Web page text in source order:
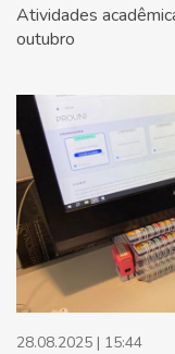
Atividades
outubro
28.08.2025 | 15:44